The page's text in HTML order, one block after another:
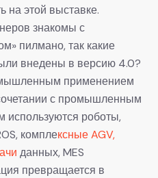
на этой выставке.
знакомы с
пилмано, так какие
внедены в версию 4.0?
применением
с промышленным
используются роботы,
комплексные AGV,
данных, MES
превращается в